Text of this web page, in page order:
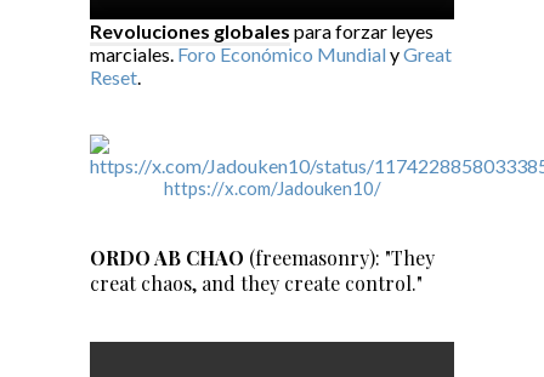
Revoluciones globales para forzar leyes
marciales. Foro Económico MundialyGreat
Reset.
https://x.com/Jadouken10/
ORDO AB CHAO (freemasonry): "They
creat chaos, and they create control."